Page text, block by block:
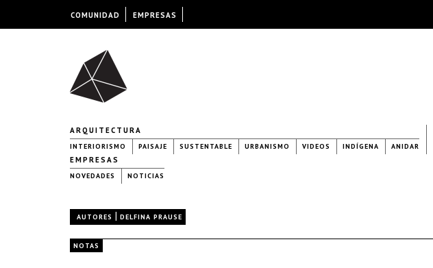
ARQUITECTURA
INTERIORISMO PAISAJE SUSTENTABLE URBANISMO VIDEOS INDÍGENA ANIDAR
EMPRESAS
NOVEDADES NOTICIAS
AUTORES | DELFINA PRAUSE
NOTAS
COMUNIDAD EMPRESAS